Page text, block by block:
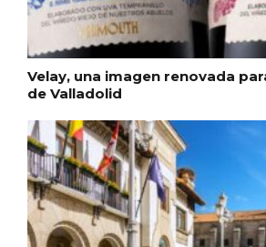
Velay, una imagen renovada
de Valladolid